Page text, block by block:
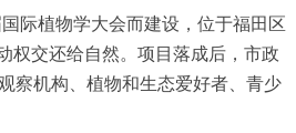
际植物学大会而建设，位于福田区
权交还给自然。项目落成后，市政
察机构、植物和生态爱好者、青少